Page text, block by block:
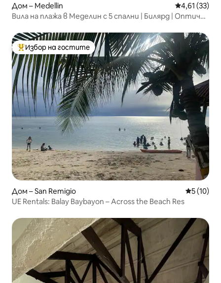
Дом – Medellin Средна
4,61 (33)
Вила на плажа в Меделин с 5 спални | Билярд | Оптичен
Най-популярен избор на гостите
Избор на гостите
Дом – San Remigio Средна
5 (10)
UE Rentals: Balay Baybayon – Across the Beach Res